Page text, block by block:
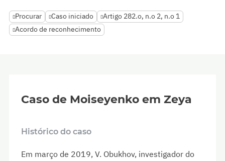
Procurar Caso iniciado
Artigo 282.o, n.o 2, n.o 1
Acordo de reconhecimento
Caso de Moiseyenko em Zeya
Histórico do caso
Em março de 2019, V. Obukhov, investigador do